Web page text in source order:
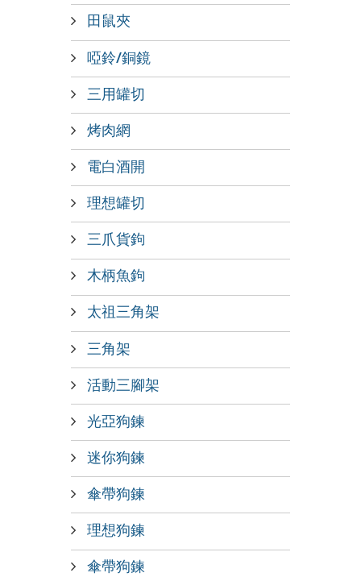
田鼠夾
啞鈴/銅鏡
三用罐切
烤肉網
電白酒開
理想罐切
三爪貨鉤
木柄魚鉤
太祖三角架
三角架
活動三腳架
光亞狗鍊
迷你狗鍊
傘帶狗鍊
理想狗鍊
傘帶狗鍊